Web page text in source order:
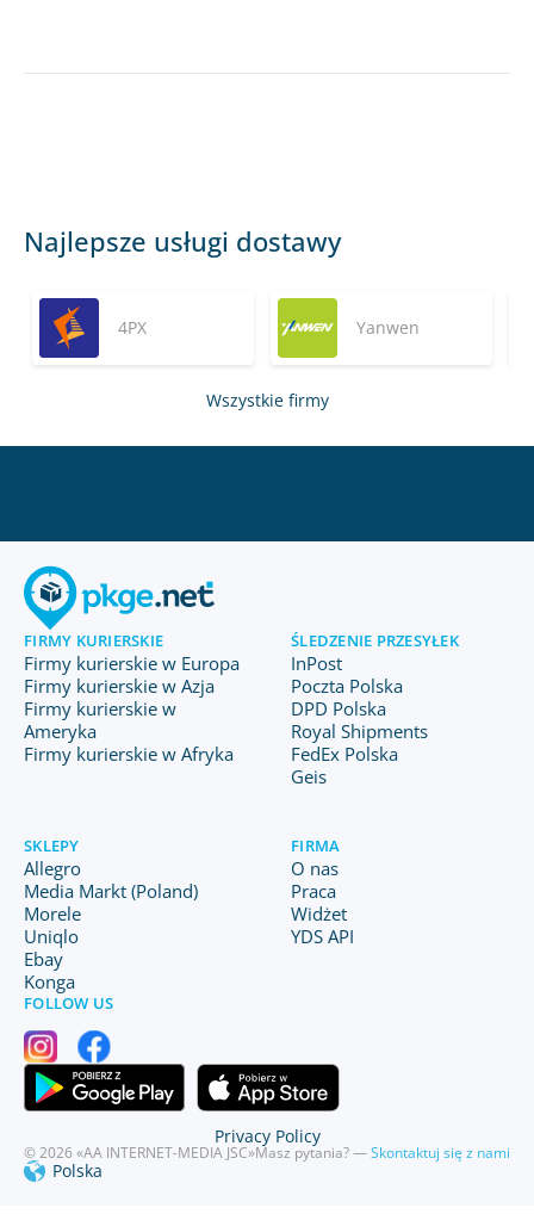
Najlepsze usługi dostawy
4PX Yanwen
Wszystkie firmy
FIRMY KURIERSKIE
Firmy kurierskie w Europa
Firmy kurierskie w Azja
Firmy kurierskie w
Ameryka
Firmy kurierskie w Afryka
ŚLEDZENIE PRZESYŁEK
InPost
Poczta Polska
DPD Polska
Royal Shipments
FedEx Polska
Geis
SKLEPY
Allegro
Media Markt (Poland)
Morele
Uniqlo
Ebay
Konga
FIRMA
O nas
Praca
Widżet
YDS API
FOLLOW US
© 2026 «AA INTERNET-MEDIA JSC»Masz pytania? —Skontaktuj się z nami
Polska
Privacy Policy